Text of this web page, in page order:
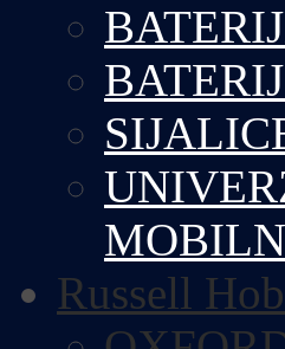
Russell